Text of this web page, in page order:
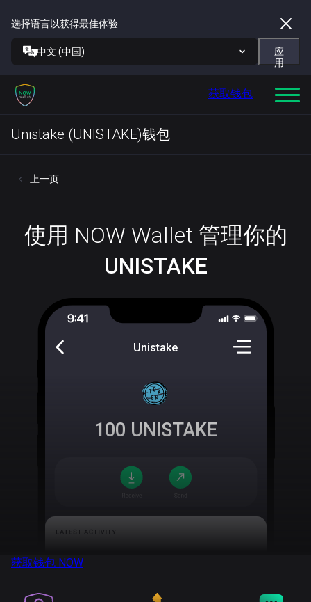
选择语言以获得最佳体验
中文 (中国)
应
用
获取钱包
Unistake (UNISTAKE)钱包
上一页
使用 NOW Wallet 管理你的
UNISTAKE
Unistake
100 UNISTAKE
获取钱包 NOW